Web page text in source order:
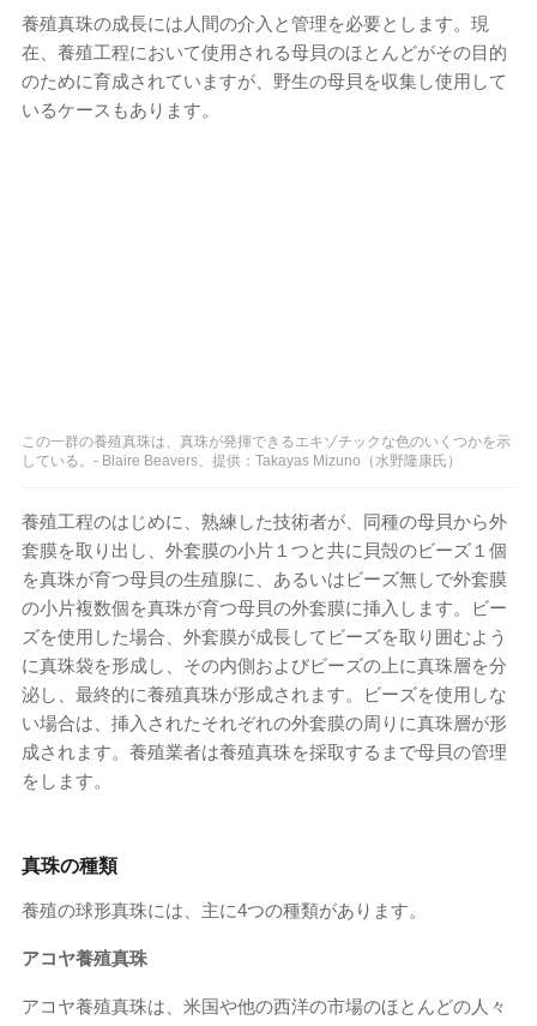
養殖真珠の成長には人間の介入と管理を必要とします。現
在、養殖工程において使用される母貝のほとんどがその目的
のために育成されていますが、野生の母貝を収集し使用して
いるケースもあります。
この一群の養殖真珠は、真珠が発揮できるエキゾチックな色のいくつかを示
している。- Blaire Beavers、提供：Takayas Mizuno（水野隆康氏）
養殖工程のはじめに、熟練した技術者が、同種の母貝から外
套膜を取り出し、外套膜の小片１つと共に貝殻のビーズ１個
を真珠が育つ母貝の生殖腺に、あるいはビーズ無しで外套膜
の小片複数個を真珠が育つ母貝の外套膜に挿入します。ビー
ズを使用した場合、外套膜が成長してビーズを取り囲むよう
に真珠袋を形成し、その内側およびビーズの上に真珠層を分
泌し、最終的に養殖真珠が形成されます。ビーズを使用しな
い場合は、挿入されたそれぞれの外套膜の周りに真珠層が形
成されます。養殖業者は養殖真珠を採取するまで母貝の管理
をします。
真珠の種類
養殖の球形真珠には、主に4つの種類があります。
アコヤ養殖真珠
アコヤ養殖真珠は、米国や他の西洋の市場のほとんどの人々